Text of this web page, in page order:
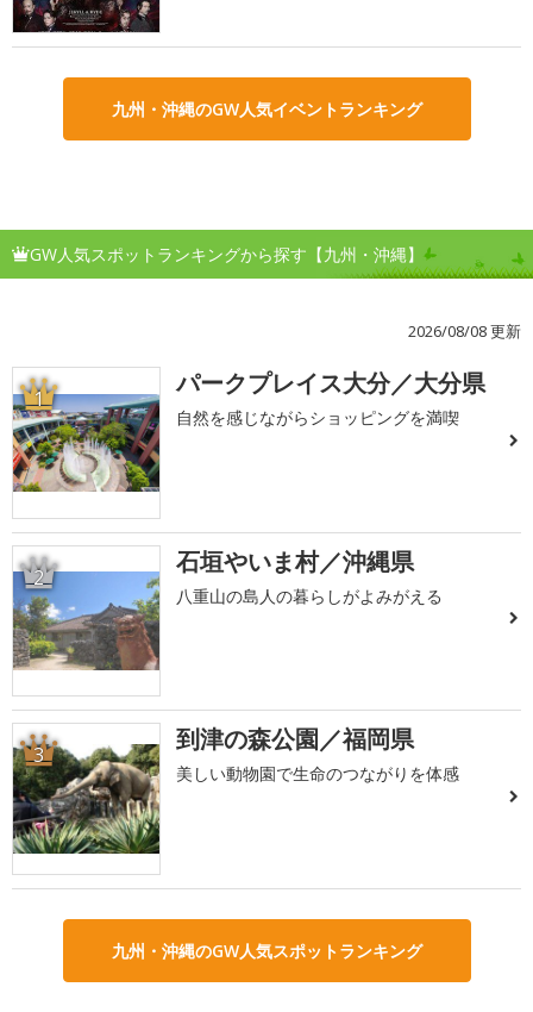
九州・沖縄のGW人気イベントランキング
GW人気スポットランキングから探す【九州・沖縄】
2026/08/08 更新
1 パークプレイス大分／大分県
自然を感じながらショッピングを満喫
2 石垣やいま村／沖縄県
八重山の島人の暮らしがよみがえる
3 到津の森公園／福岡県
美しい動物園で生命のつながりを体感
九州・沖縄のGW人気スポットランキング